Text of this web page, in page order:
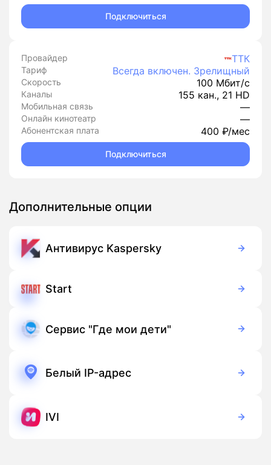
Подключиться
Провайдер ТТК
Тариф Всегда включен. Зрелищный
Скорость 100 Мбит/с
Каналы 155 кан., 21 HD
Мобильная связь —
Онлайн кинотеатр —
Абонентская плата 400 ₽/мес
Подключиться
Дополнительные опции
Антивирус Kaspersky
Start
Сервис "Где мои дети"
Белый IP-адрес
IVI